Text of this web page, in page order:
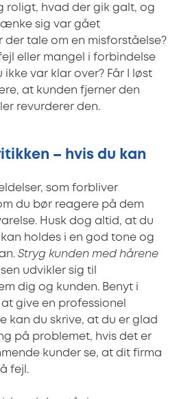
roligt, hvad der gik galt, og
sig var gået
der tale om en misforståelse?
eller mangel i forbindelse
var klar over? Får I løst
at kunden fjerner den
revurderer den.
– hvis du kan
som forbliver
du bør reagere på dem
Husk dog altid, at du
holdes i en god tone og
Stryg kunden med hårene
udvikler sig til
dig og kunden. Benyt i
give en professionel
kan du skrive, at du er glad
på problemet, hvis det er
kunder se, at dit firma
fejl.